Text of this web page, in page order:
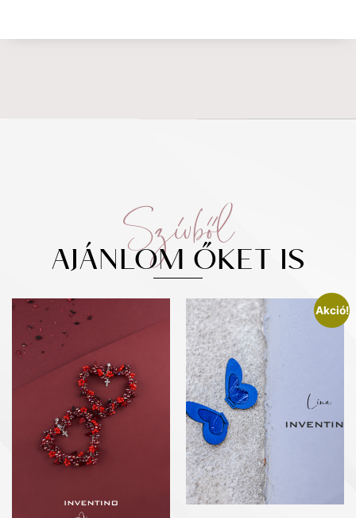
Szívből
AJÁNLOM ŐKET IS
Akció!